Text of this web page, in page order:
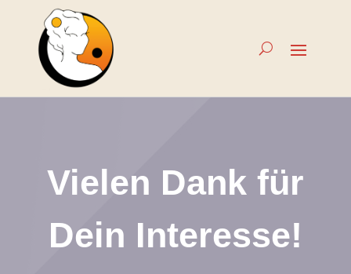
Vielen Dank für
Dein Interesse!